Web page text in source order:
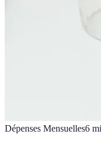
Dépenses Mensuelles6